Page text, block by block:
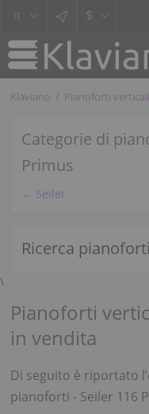
$
Klaviano Pianoforti verticali
Categorie di
Primus
← Seiler
Ricerca
\
Pianoforti
in vendita
Di seguito è riportato
pianoforti - Seiler 116